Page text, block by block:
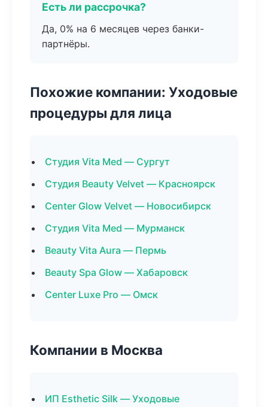
Есть ли рассрочка?
Да, 0% на 6 месяцев через банки-
партнёры.
Похожие компании: Уходовые
процедуры для лица
Студия Vita Med — Сургут
Студия Beauty Velvet — Красноярск
Center Glow Velvet — Новосибирск
Студия Vita Med — Мурманск
Beauty Vita Aura — Пермь
Beauty Spa Glow — Хабаровск
Center Luxe Pro — Омск
Компании в Москва
ИП Esthetic Silk — Уходовые